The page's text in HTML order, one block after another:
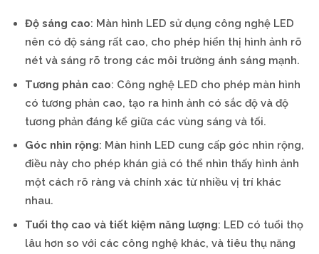
Độ sáng cao: Màn hình LED sử dụng công nghệ LED
nên có độ sáng rất cao, cho phép hiển thị hình ảnh rõ
nét và sáng rõ trong các môi trường ánh sáng mạnh.
Tương phản cao: Công nghệ LED cho phép màn hình
có tương phản cao, tạo ra hình ảnh có sắc độ và độ
tương phản đáng kể giữa các vùng sáng và tối.
Góc nhìn rộng: Màn hình LED cung cấp góc nhìn rộng,
điều này cho phép khán giả có thể nhìn thấy hình ảnh
một cách rõ ràng và chính xác từ nhiều vị trí khác
nhau.
Tuổi thọ cao và tiết kiệm năng lượng: LED có tuổi thọ
lâu hơn so với các công nghệ khác, và tiêu thụ năng